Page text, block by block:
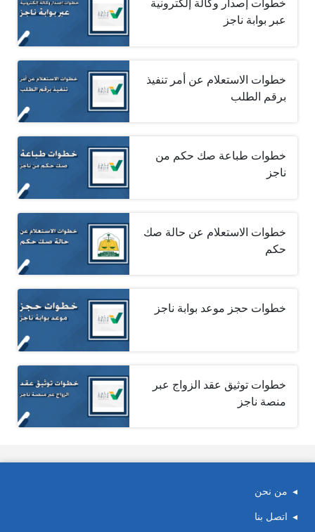
خطوات إصدار وكالة إلكترونية
عبر بوابة ناجز
خطوات الاستعلام عن أمر تنفيذ
برقم الطلب
خطوات طباعة صك حكم من
ناجز
خطوات الاستعلام عن حالة صك
حكم
خطوات حجز موعد بوابة ناجز
خطوات توثيق عقد الزواج عبر
منصة ناجز
من نحن
اتصل بنا